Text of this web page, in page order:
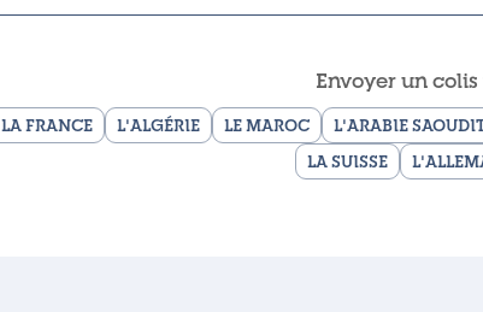
Envoyer un
LA FRANCE L'ALGÉRIE LE MAROC L'ARABIE
LA SUISSE